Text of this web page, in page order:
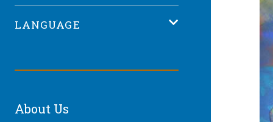
LANGUAGE
About Us